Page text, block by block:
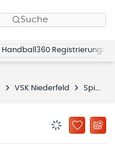
Suche
Handball360 Registrierung
VSK Niederfeld Spielplan
ZU